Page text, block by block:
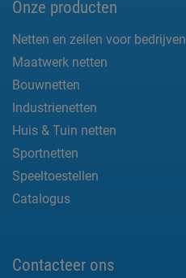
Onze producten
Netten en zeilen voor bedrijven
Maatwerk netten
Bouwnetten
Industrienetten
Huis & Tuin netten
Sportnetten
Speeltoestellen
Catalogus
Contacteer ons